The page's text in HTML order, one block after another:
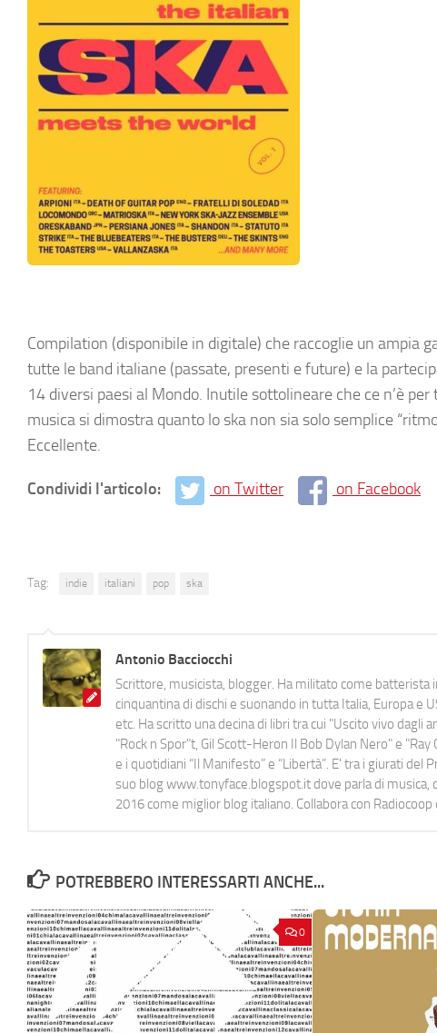
Compilation (disponibile in digitale) che raccoglie un ampia
tutte le band italiane (passate, presenti e future) e la
14 diversi paesi al Mondo. Inutile sottolineare che ce n’è
musica si dimostra quanto lo ska non sia solo semplice
Eccellente.
Condividi l'articolo: on Twitter on Facebook
Tag: indie italiani pop ska
Antonio Bacciocchi
Scrittore, musicista, blogger. Ha militato come batterista
cinquantina di dischi e suonando in tutta Italia, Europa e
etc. Ha scritto una decina di libri tra cui "Uscito vivo dagli
"Rock n Spor"t, Gil Scott-Heron Il Bob Dylan Nero" e
e i quotidiani “Il Manifesto” e “Libertà”. E' tra i giurati
suo blog www.tonyface.blogspot.it dove parla di
2016 come miglior blog italiano. Collabora con Radiocoop
POTREBBERO INTERESSARTI ANCHE...
0